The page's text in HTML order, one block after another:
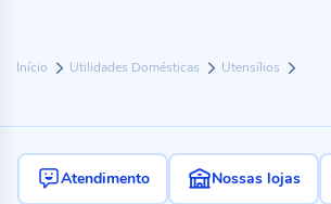
Início Utilidades Domésticas Utensílios
Atendimento Nossas lojas